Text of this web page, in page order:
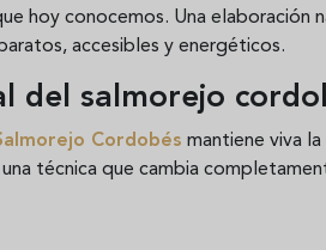
hoy conocemos. Una elaboración
accesibles y energéticos.
del salmorejo
Cordobés mantiene viva
técnica que cambia